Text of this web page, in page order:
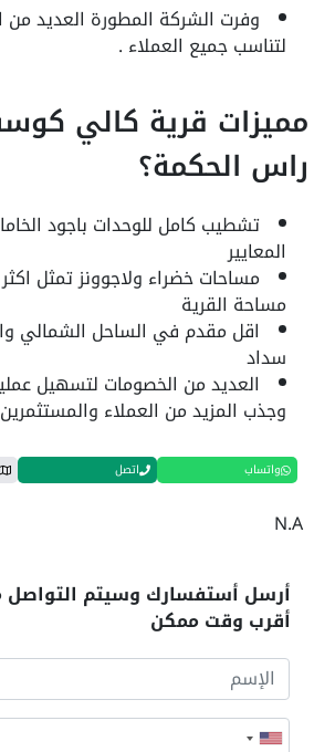
وفرت الشركة المطورة العديد من
لتناسب جميع العملاء .
مميزات قرية كالي
راس الحكمة؟
تشطيب كامل للوحدات باجود
المعايير
مساحة القرية
اقل مقدم في الساحل الشمالي
سداد
العديد من الخصومات لتسهيل
وجذب المزيد من العملاء والمستثمرين
واتساب اتصل
N.A
أرسل أستفسارك وسيتم
أقرب وقت ممكن